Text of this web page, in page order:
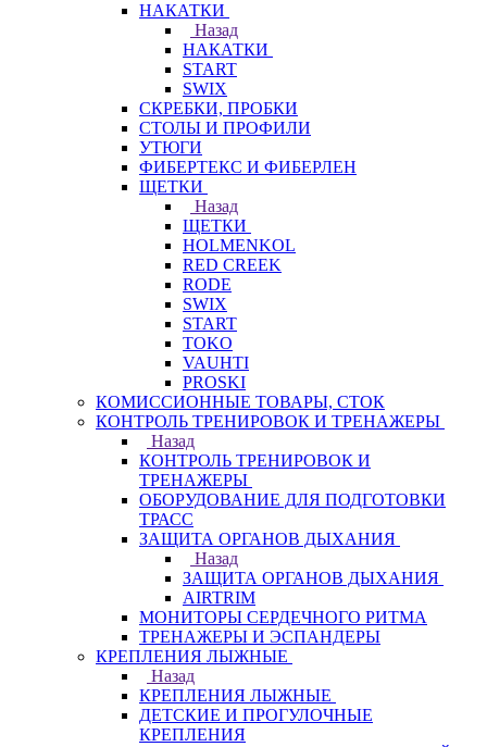
НАКАТКИ
Назад
НАКАТКИ
START
SWIX
СКРЕБКИ, ПРОБКИ
СТОЛЫ И ПРОФИЛИ
УТЮГИ
ФИБЕРТЕКС И ФИБЕРЛЕН
ЩЕТКИ
Назад
ЩЕТКИ
HOLMENKOL
RED CREEK
RODE
SWIX
START
TOKO
VAUHTI
PROSKI
КОМИССИОННЫЕ ТОВАРЫ, СТОК
КОНТРОЛЬ ТРЕНИРОВОК И ТРЕНАЖЕРЫ
Назад
КОНТРОЛЬ ТРЕНИРОВОК И
ТРЕНАЖЕРЫ
ОБОРУДОВАНИЕ ДЛЯ ПОДГОТОВКИ
ТРАСС
ЗАЩИТА ОРГАНОВ ДЫХАНИЯ
Назад
ЗАЩИТА ОРГАНОВ ДЫХАНИЯ
AIRTRIM
МОНИТОРЫ СЕРДЕЧНОГО РИТМА
ТРЕНАЖЕРЫ И ЭСПАНДЕРЫ
КРЕПЛЕНИЯ ЛЫЖНЫЕ
Назад
КРЕПЛЕНИЯ ЛЫЖНЫЕ
ДЕТСКИЕ И ПРОГУЛОЧНЫЕ
КРЕПЛЕНИЯ